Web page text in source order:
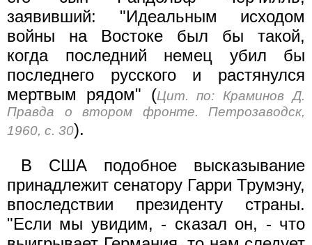
заявивший: "Идеальным исходом
войны на Востоке был бы такой,
когда последний немец убил бы
последнего русского и растянулся
мертвым рядом" (Цит. по: Краминов Д.
Правда о втором фронте. Петрозаводск,
1960, с. 30).
В США подобное высказывание
принадлежит сенатору Гарри Трумэну,
впоследствии президенту страны.
"Если мы увидим, - сказал он, - что